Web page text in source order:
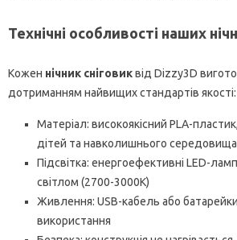
Технічні особливості наших
Кожен нічник сніговиквід Dizzy3D
дотриманням найвищих стандартів якості:
Матеріал: високоякісний PLA-
дітей та навколишнього середовища
Підсвітка: енергоефективні LED-
світлом (2700-3000K)
Живлення: USB-кабель або
використання